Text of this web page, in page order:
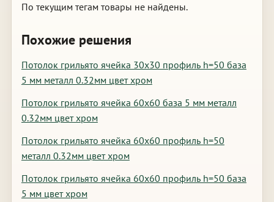
По текущим тегам товары не найдены.
Похожие решения
Потолок грильято ячейка 30х30 профиль h=50 база
5 мм металл 0.32мм цвет хром
Потолок грильято ячейка 60х60 база 5 мм металл
0.32мм цвет хром
Потолок грильято ячейка 60х60 профиль h=50
металл 0.32мм цвет хром
Потолок грильято ячейка 60х60 профиль h=50 база
5 мм цвет хром